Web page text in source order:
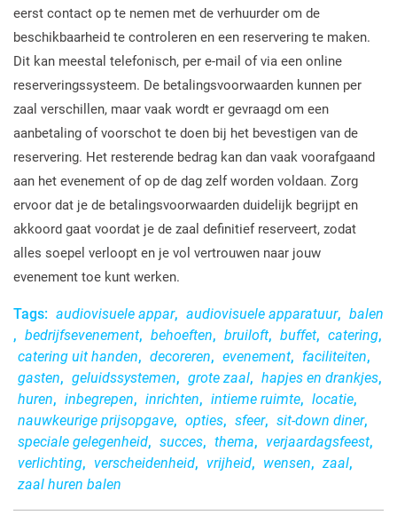
eerst contact op te nemen met de verhuurder om de
beschikbaarheid te controleren en een reservering te maken.
Dit kan meestal telefonisch, per e-mail of via een online
reserveringssysteem. De betalingsvoorwaarden kunnen per
zaal verschillen, maar vaak wordt er gevraagd om een
aanbetaling of voorschot te doen bij het bevestigen van de
reservering. Het resterende bedrag kan dan vaak voorafgaand
aan het evenement of op de dag zelf worden voldaan. Zorg
ervoor dat je de betalingsvoorwaarden duidelijk begrijpt en
akkoord gaat voordat je de zaal definitief reserveert, zodat
alles soepel verloopt en je vol vertrouwen naar jouw
evenement toe kunt werken.
Tags: audiovisuele appar, audiovisuele apparatuur, balen
, bedrijfsevenement, behoeften, bruiloft, buffet, catering,
catering uit handen, decoreren, evenement, faciliteiten,
gasten, geluidssystemen, grote zaal, hapjes en drankjes,
huren, inbegrepen, inrichten, intieme ruimte, locatie,
nauwkeurige prijsopgave, opties, sfeer, sit-down diner,
speciale gelegenheid, succes, thema, verjaardagsfeest,
verlichting, verscheidenheid, vrijheid, wensen, zaal,
zaal huren balen